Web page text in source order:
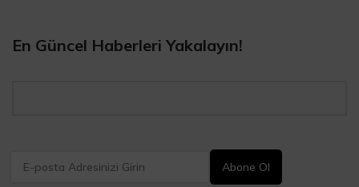
En Güncel Haberleri Yakalayın!